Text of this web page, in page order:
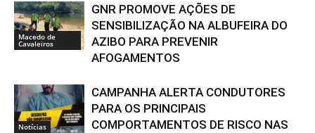
Macedo de
Cavaleiros
GNR PROMOVE AÇÕES DE
SENSIBILIZAÇÃO NA ALBUFEIRA DO
AZIBO PARA PREVENIR
AFOGAMENTOS
Notícias
CAMPANHA ALERTA CONDUTORES
PARA OS PRINCIPAIS
COMPORTAMENTOS DE RISCO NAS